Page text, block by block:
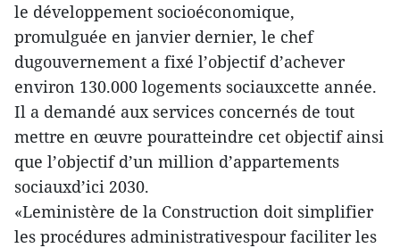
le développement socioéconomique,
promulguée en janvier dernier, le chef
dugouvernement a fixé l’objectif d’achever
environ 130.000 logements sociauxcette année.
Il a demandé aux services concernés de tout
mettre en œuvre pouratteindre cet objectif ainsi
que l’objectif d’un million d’appartements
sociauxd’ici 2030.
«Leministère de la Construction doit simplifier
les procédures administrativespour faciliter les